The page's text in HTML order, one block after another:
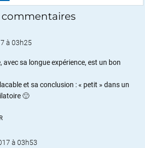
à 03h25
avec sa longue expérience, est un bon
et sa conclusion : « petit » dans un
🙂
à 03h53